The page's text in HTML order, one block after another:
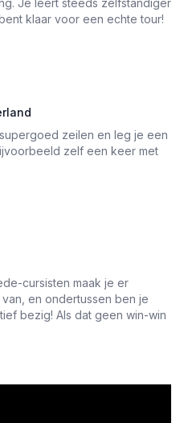
klaar voor een echte tour!
zeilen en leg je een
zelf een keer met
cursisten maak je er
en ondertussen ben je
bezig! Als dat geen win-win